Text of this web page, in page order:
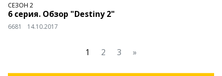
СЕЗОН 2
6 серия. Обзор "Destiny 2"
6681 14.10.2017
1 2 3 »